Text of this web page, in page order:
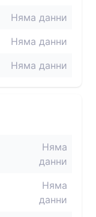
Няма данни
Няма данни
Няма данни
Няма
данни
Няма
данни